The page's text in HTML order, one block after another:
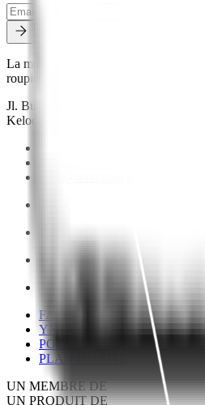
La monnaie de référence pour les
roupie indonésienne (IDR).
Jl. Bumbak Dauh Jl. Pulau Ambon
Kelod, Kec. Kuta Utara, Kabupaten
FAQ
YMA YACHTING
POLITIQUE DE
PLAN DU SITE
UN MEMBRE DE
UN PRODUIT DE